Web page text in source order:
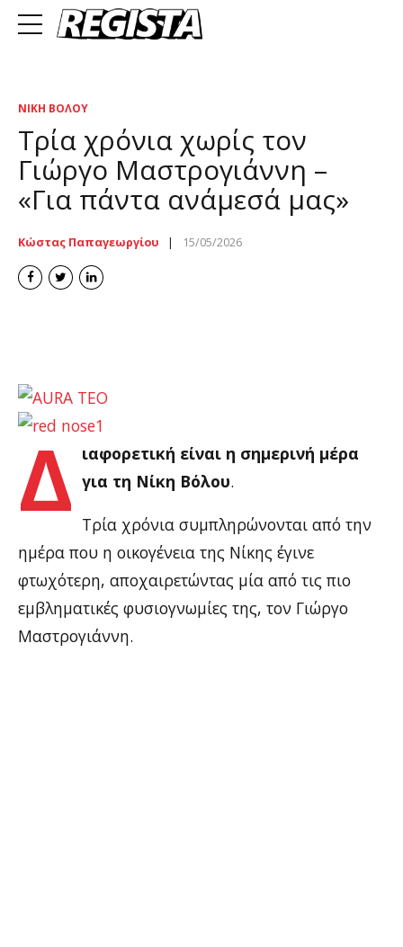
ΝΊΚΗ ΒΌΛΟΥ
Τρία χρόνια χωρίς τον
Γιώργο Μαστρογιάννη –
«Για πάντα ανάμεσά μας»
Κώστας Παπαγεωργίου 15/05/2026
Δ ιαφορετική είναι η σημερινή μέρα
για τη Νίκη Βόλου.
Τρία χρόνια συμπληρώνονται από την
ημέρα που η οικογένεια της Νίκης έγινε
φτωχότερη, αποχαιρετώντας μία από τις πιο
εμβληματικές φυσιογνωμίες της, τον Γιώργο
Μαστρογιάννη.